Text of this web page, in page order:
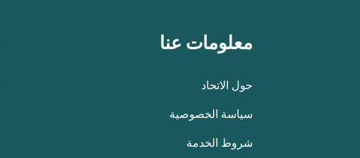
معلومات عنا
حول الاتحاد
سياسة الخصوصية
شروط الخدمة